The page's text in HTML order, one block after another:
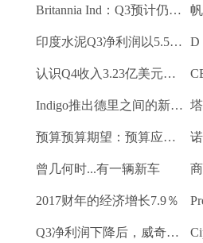
Britannia Ind：Q3预计仍然保持强劲
印度水泥Q3净利润以5.5卢比;销量下降10.3％
认识Q4收入3.23亿美元VS $ 3.18 BN（QOQ）
Indigo推出德里之间的新航班到昌迪加尔和斋浦尔到浦那路线
预算预算期望：预算应该有一些有利的改革电子商务
曾几何时...有一辆新车
2017财年的经济增长7.9％
Q3净利润下降后，威奇庄园项目下跌6.7％